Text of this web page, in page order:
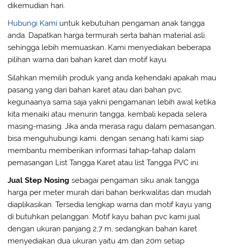
dikemudian hari.
Hubungi Kami untuk kebutuhan pengaman anak tangga
anda. Dapatkan harga termurah serta bahan material asli
sehingga lebih memuaskan. Kami menyediakan beberapa
pilihan warna dari bahan karet dan motif kayu.
Silahkan memilih produk yang anda kehendaki apakah mau
pasang yang dari bahan karet atau dari bahan pvc.
kegunaanya sama saja yakni pengamanan lebih awal ketika
kita menaiki atau menurin tangga, kembali kepada selera
masing-masing. Jika anda merasa ragu dalam pemasangan,
bisa menguhubungi kami. dengan senang hati kami siap
membantu memberikan informasi tahap-tahap dalam
pemasangan List Tangga Karet atau list Tangga PVC ini.
Jual Step Nosing sebagai pengaman siku anak tangga
harga per meter murah dari bahan berkwalitas dan mudah
diaplikasikan. Tersedia lengkap warna dan motif kayu yang
di butuhkan pelanggan. Motif kayu bahan pvc kami jual
dengan ukuran panjang 2,7 m, sedangkan bahan karet
menyediakan dua ukuran yaitu 4m dan 20m setiap